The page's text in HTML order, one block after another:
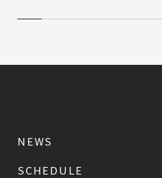
NEWS
SCHEDULE